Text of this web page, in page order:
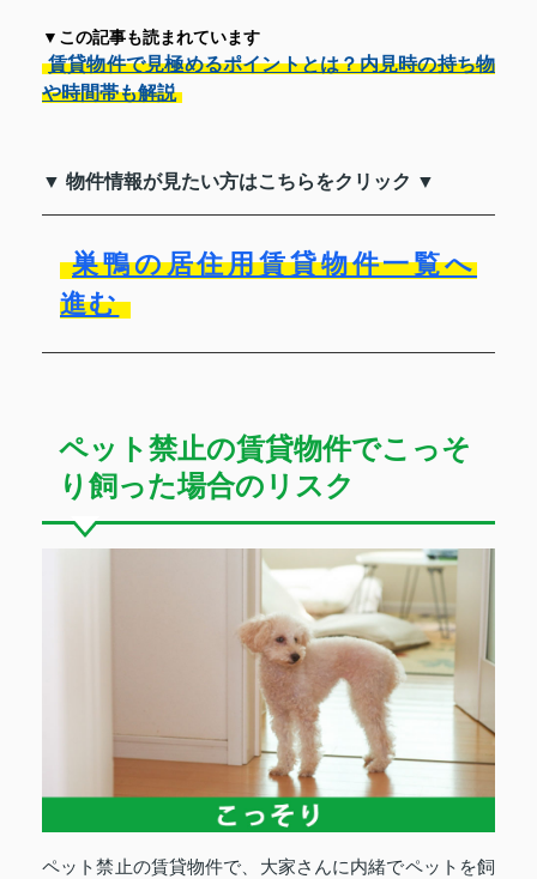
▼この記事も読まれています
賃貸物件で見極めるポイントとは？内見時の持ち物
や時間帯も解説
▼ 物件情報が見たい方はこちらをクリック ▼
巣鴨の居住用賃貸物件一覧へ
進む
ペット禁止の賃貸物件でこっそ
り飼った場合のリスク
ペット禁止の賃貸物件で、大家さんに内緒でペットを飼